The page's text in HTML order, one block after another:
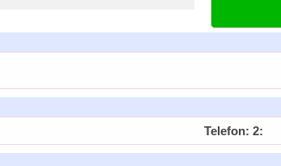
Telefon: 2: